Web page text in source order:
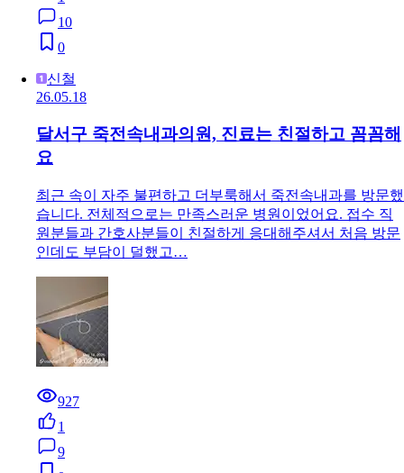
10
0
신철
26.05.18
달서구 죽전속내과의원, 진료는 친절하고 꼼꼼해
요
최근 속이 자주 불편하고 더부룩해서 죽전속내과를 방문했
습니다. 전체적으로는 만족스러운 병원이었어요. 접수 직
원분들과 간호사분들이 친절하게 응대해주셔서 처음 방문
인데도 부담이 덜했고…
927
1
9